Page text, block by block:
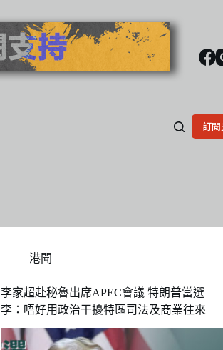
訂
港聞
李家超赴秘魯出席APEC會議 特朗普當選
李：唔好用政治干擾特區司法及商業往來